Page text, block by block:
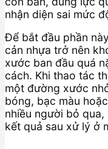
nhận diện sai mức
Để bắt đầu phần
cản nhựa trở nên
xước ban đầu quá
cách. Khi thao tác
một đường xước
bóng, bạc màu
nhiều người bỏ
kết quả sau xử lý ở